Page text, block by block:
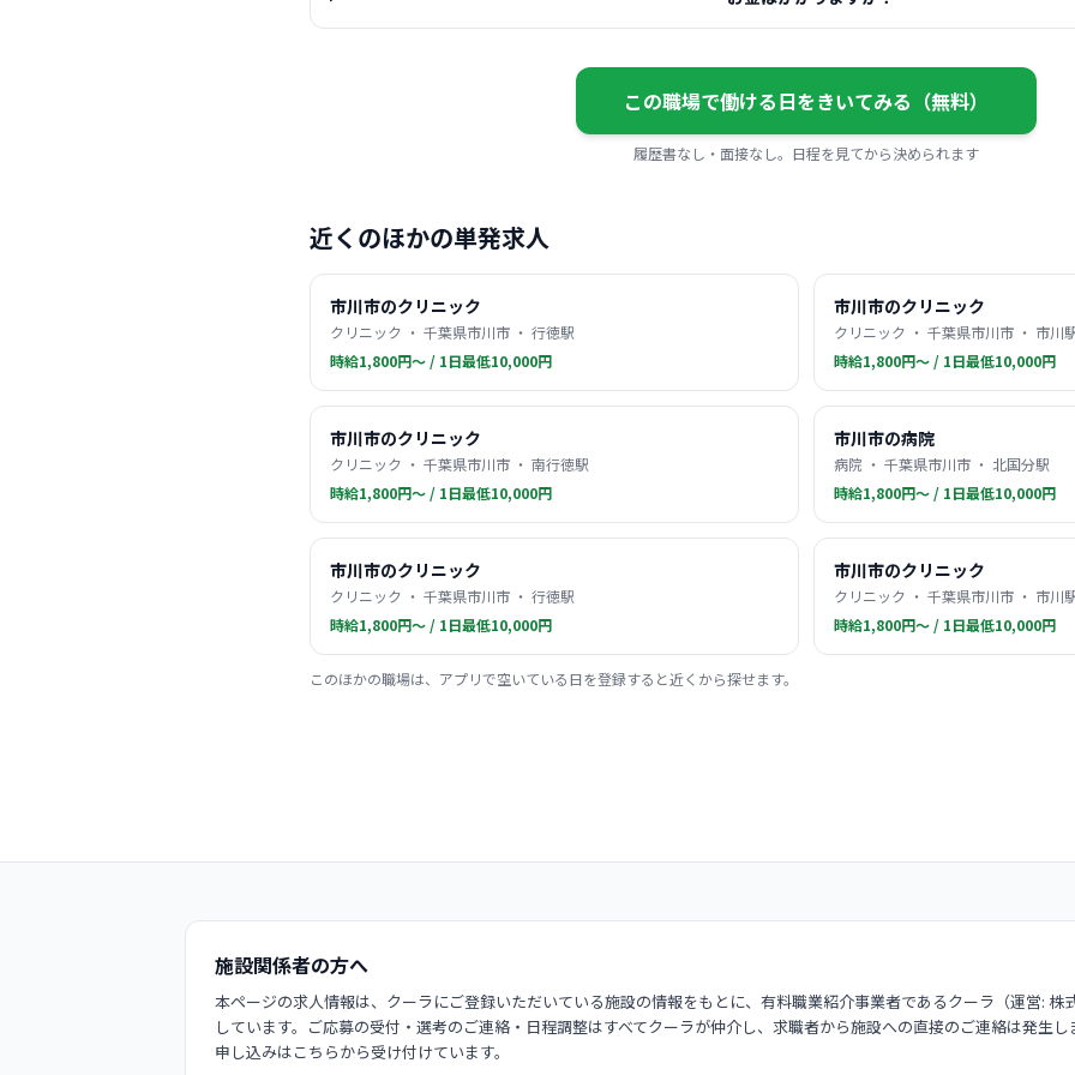
この職場で働ける日をきいてみる（無料）
履歴書なし・面接なし。日程を見てから決められます
近くのほかの単発求人
市川市のクリニック
クリニック ・ 千葉県市川市 ・ 行徳駅
時給1,800円〜 / 1日最低10,000円
市川市のクリニック
クリニック ・ 千葉県市川市 ・ 市川
時給1,800円〜 / 1日最低10,000円
市川市のクリニック
クリニック ・ 千葉県市川市 ・ 南行徳駅
時給1,800円〜 / 1日最低10,000円
市川市の病院
病院 ・ 千葉県市川市 ・ 北国分駅
時給1,800円〜 / 1日最低10,000円
市川市のクリニック
クリニック ・ 千葉県市川市 ・ 行徳駅
時給1,800円〜 / 1日最低10,000円
市川市のクリニック
クリニック ・ 千葉県市川市 ・ 市川
時給1,800円〜 / 1日最低10,000円
このほかの職場は、アプリで空いている日を登録すると近くから探せます。
施設関係者の方へ
本ページの求人情報は、クーラにご登録いただいている施設の情報をもとに、有料職業紹介事業者であるクーラ（運営:
しています。ご応募の受付・選考のご連絡・日程調整はすべてクーラが仲介し、求職者から施設への直接のご連絡は発生
申し込みはこちらから受け付けています。